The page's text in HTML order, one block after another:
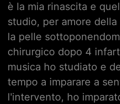
è la mia rinascita e
studio, per amore
la pelle
chirurgico dopo 4
musica ho studiato e
tempo a imparare a
l'intervento, ho